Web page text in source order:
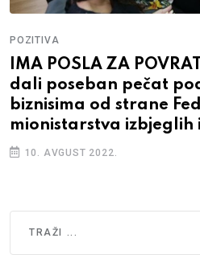
POZITIVA
IMA POSLA ZA
dali poseban pečat
biznisima od strane
mionistarstva izbjeglih
10. AVGUST 2022.
Type 2 or more characters for